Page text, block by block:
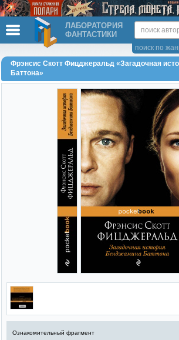
ЛАБОРАТОРИЯ
ФАНТАСТИКИ
поиск по
Фрэнсис Скотт Фицджеральд «Загадочная
Баттона»
Ознакомительный фрагмент